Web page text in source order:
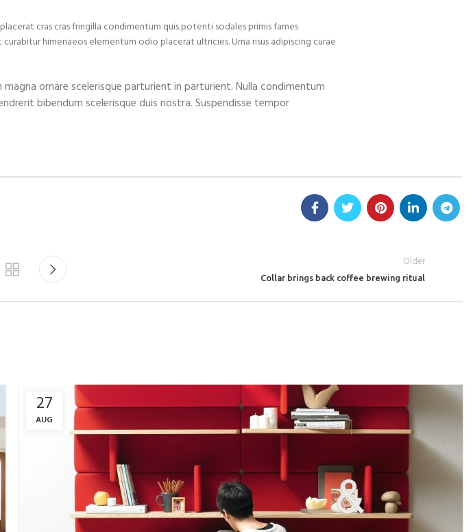
cras cras fringilla condimentum quis potenti sodales primis fames
himenaeos elementum odio placerat ultricies. Urna risus adipiscing curae
ornare scelerisque parturient in parturient. Nulla condimentum
bibendum scelerisque duis nostra. Suspendisse tempor
Older
Collar brings back coffee brewing ritual
27
AUG